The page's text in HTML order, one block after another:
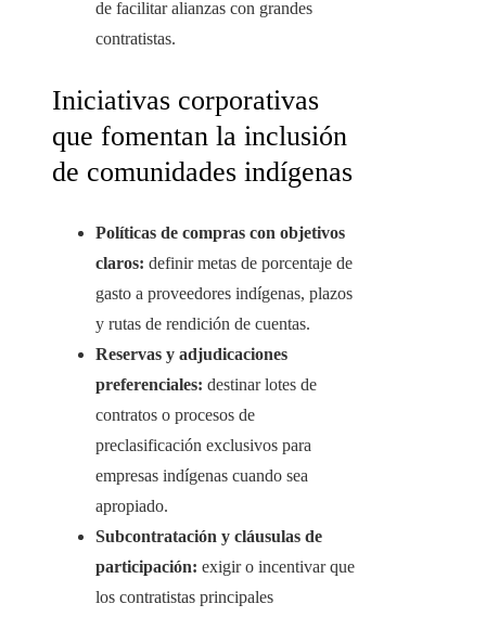
de facilitar alianzas con grandes
contratistas.
Iniciativas corporativas
que fomentan la inclusión
de comunidades indígenas
Políticas de compras con objetivos
claros: definir metas de porcentaje de
gasto a proveedores indígenas, plazos
y rutas de rendición de cuentas.
Reservas y adjudicaciones
preferenciales: destinar lotes de
contratos o procesos de
preclasificación exclusivos para
empresas indígenas cuando sea
apropiado.
Subcontratación y cláusulas de
participación: exigir o incentivar que
los contratistas principales